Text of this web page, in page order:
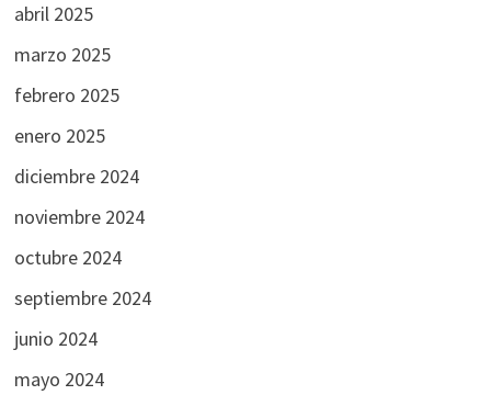
abril 2025
marzo 2025
febrero 2025
enero 2025
diciembre 2024
noviembre 2024
octubre 2024
septiembre 2024
junio 2024
mayo 2024